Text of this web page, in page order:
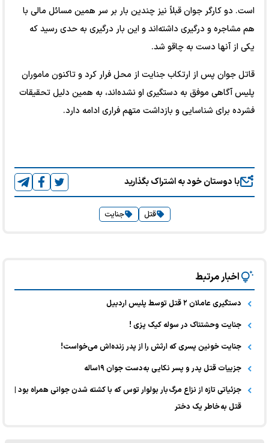
است. دو کارگر جوان قبلاً نیز چندین بار بر سر همین مسائل مالی با
هم مشاجره و درگیری داشته‌اند و این بار درگیری به حدی رسید که
یکی از آنها دست به چاقو شد.
قاتل جوان پس از ارتکاب جنایت از محل فرار کرد و تاکنون ماموران
پلیس آگاهی موفق به دستگیری او نشده‌اند، به همین دلیل تحقیقات
فشرده برای شناسایی و بازداشت متهم فراری ادامه دارد.
با دوستان خود به اشتراک بگذارید
قتل جنایت
اخبار مرتبط
دستگیری عاملان ۲ قتل توسط پلیس اردبیل
جنایت وحشتناک در سوله کیک پزی !
جنایت خونین پسری که ارثش را از پدر زنده‌اش می‌خواست!
جزییات قتل پدر و پسر نکایی به‌دست جوان ۱۹ساله
جزئیاتی تازه از نزاع مرگ بار بولوار توس که با کشته شدن جوانی همراه بود |
قتل به خاطر یک دختر